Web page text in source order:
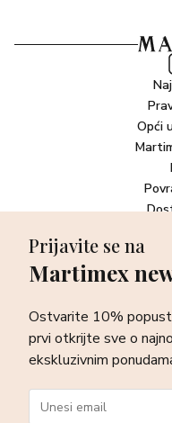
Opći
Newsletter
sve o najnovijim
ponudama te posebnim
Prijavite se na
Martimex
Ostvarite 10%
prvi otkrijte sve o
ekskluzivnim